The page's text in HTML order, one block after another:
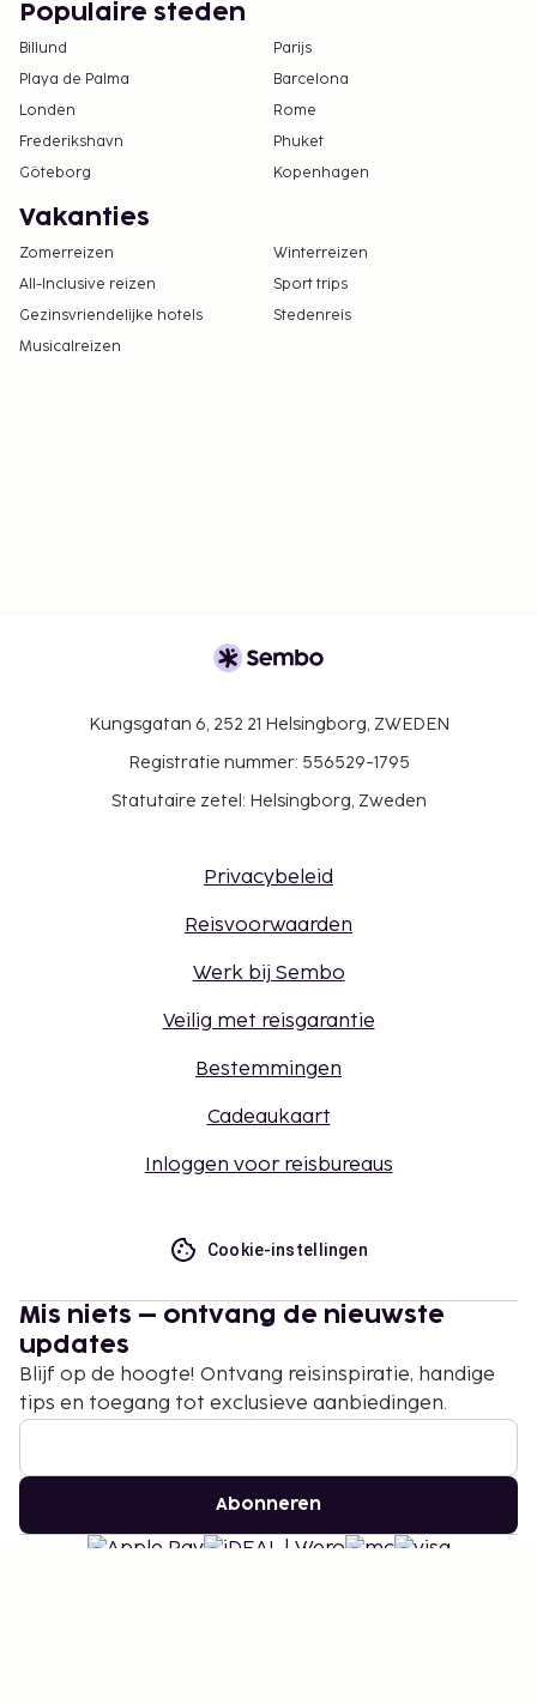
Populaire steden
Billund
Parijs
Playa de Palma
Barcelona
Londen
Rome
Frederikshavn
Phuket
Göteborg
Kopenhagen
Vakanties
Zomerreizen
Winterreizen
All-Inclusive reizen
Sport trips
Gezinsvriendelijke hotels
Stedenreis
Musicalreizen
Kungsgatan 6, 252 21 Helsingborg, ZWEDEN
Registratie nummer: 556529-1795
Statutaire zetel: Helsingborg, Zweden
Privacybeleid
Reisvoorwaarden
Werk bij Sembo
Veilig met reisgarantie
Bestemmingen
Cadeaukaart
Inloggen voor reisbureaus
Cookie-instellingen
Mis niets – ontvang de nieuwste
updates
Blijf op de hoogte! Ontvang reisinspiratie, handige
tips en toegang tot exclusieve aanbiedingen.
Abonneren